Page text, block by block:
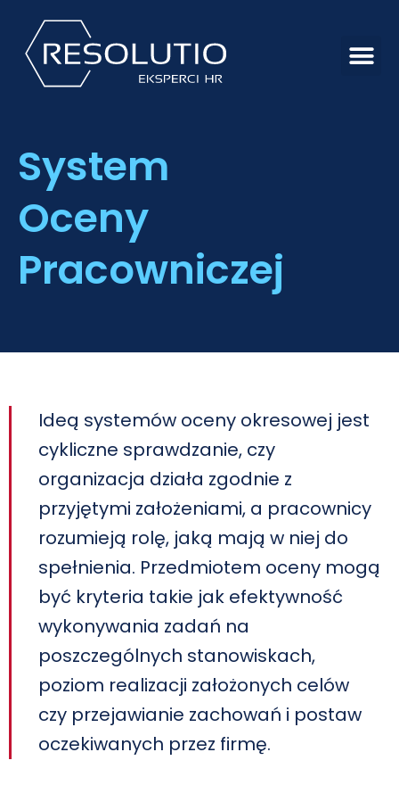
System
Oceny
Pracowniczej
Ideą systemów oceny okresowej jest
cykliczne sprawdzanie, czy
organizacja działa zgodnie z
przyjętymi założeniami, a pracownicy
rozumieją rolę, jaką mają w niej do
spełnienia. Przedmiotem oceny mogą
być kryteria takie jak efektywność
wykonywania zadań na
poszczególnych stanowiskach,
poziom realizacji założonych celów
czy przejawianie zachowań i postaw
oczekiwanych przez firmę.